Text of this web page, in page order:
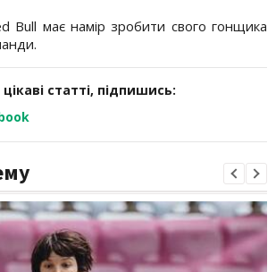
Bull має намір зробити свого гонщика
статті, підпишись: